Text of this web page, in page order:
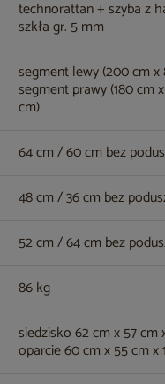
technorattan + szyba z
szkła gr. 5 mm
segment lewy (200 cm x
segment prawy (180 cm
cm)
64 cm / 60 cm bez
48 cm / 36 cm bez
52 cm / 64 cm bez
86 kg
siedzisko 62 cm x 57 cm
oparcie 60 cm x 55 cm x